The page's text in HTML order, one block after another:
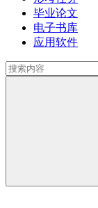
毕业论文
电子书库
应用软件